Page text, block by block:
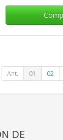
Ant. 01 02
DE